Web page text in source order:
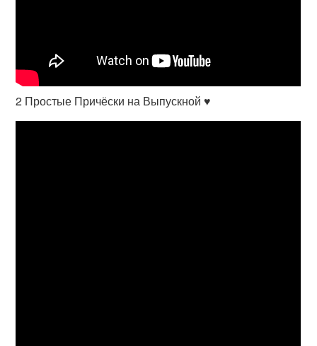
2 Простые Причёски на Выпускной ♥